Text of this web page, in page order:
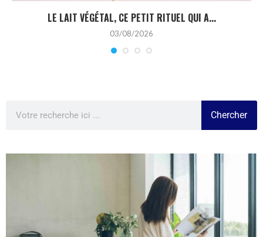
LE LAIT VÉGÉTAL, CE PETIT RITUEL QUI A...
03/08/2026
Chercher